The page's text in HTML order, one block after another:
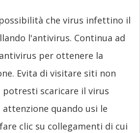
che virus infettino il
l'antivirus. Continua ad
per ottenere la
Evita di visitare siti non
scaricare il virus
attenzione quando usi le
clic su collegamenti di cui